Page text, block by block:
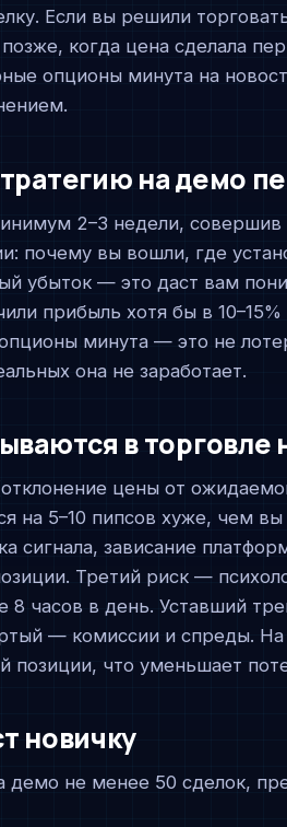
Если вы решили
когда цена сделала
опционы минута на
на демо
2–3 недели, совершив
почему вы вошли, где
убыток — это даст вам
прибыль хотя бы в
минута — это не
она не заработает.
в торговле
цены от
на 5–10 пипсов хуже, чем
сигнала, зависание
Третий риск —
часов в день. Уставший
— комиссии и спреды.
позиции, что уменьшает
новичку
демо не менее 50 сделок,